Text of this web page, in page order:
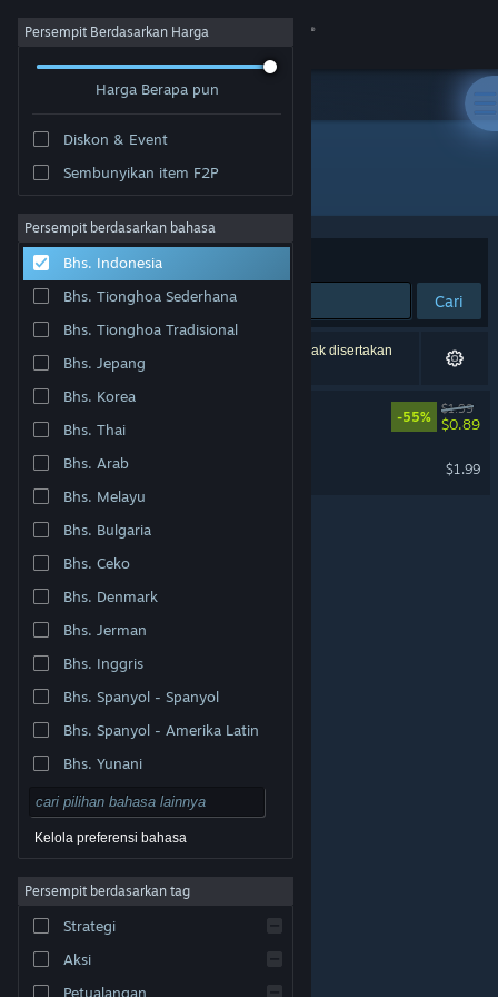
Login
Tentang
Bantuan
Ubah bahasa
Dapatkan Aplikasi Seluler Steam
Lihat situs web desktop
Undang. Semua merek dagang merupakan hak pemilik
Legal| Aksesibilitas
Pengembalian Dana
Persempit Berdasarkan Harga
Harga Berapa pun
Diskon & Event
Sembunyikan item F2P
Persempit berdasarkan bahasa
Bhs. Indonesia
Bhs. Tionghoa Sederhana
Bhs. Tionghoa Tradisional
Bhs. Jepang
Bhs. Korea
Bhs. Thai
Bhs. Arab
Bhs. Melayu
Bhs. Bulgaria
Bhs. Ceko
Bhs. Denmark
Bhs. Jerman
Bhs. Inggris
Bhs. Spanyol - Spanyol
Bhs. Spanyol - Amerika Latin
Bhs. Yunani
Kelola preferensi bahasa
Persempit berdasarkan tag
Strategi
Aksi
Petualangan
Pengembang: Milanesa Studio
Berdasarkan Relevansi
Cari
2 hasil cocok dengan pencarianmu. 7 produk tidak disertakan
berdasarkan preferensimu.
-55%
$1.99
$0.89
$1.99